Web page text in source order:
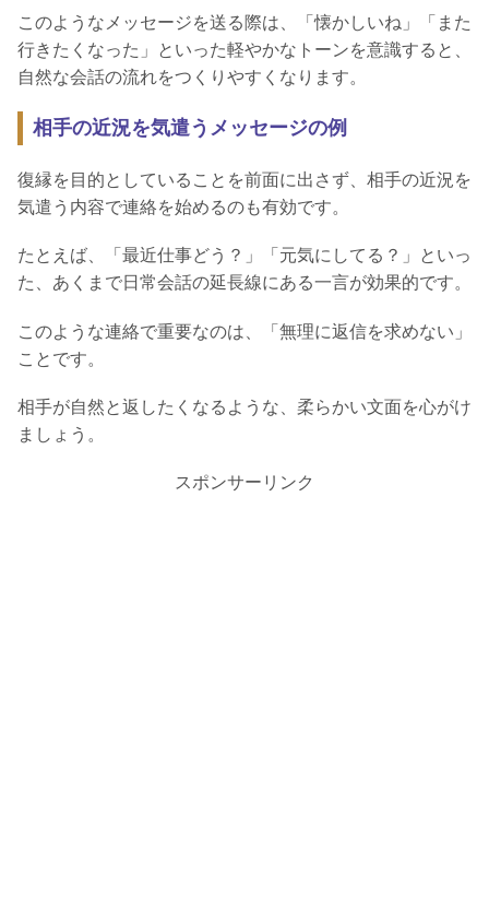
このようなメッセージを送る際は、「懐かしいね」「また
行きたくなった」といった軽やかなトーンを意識すると、
自然な会話の流れをつくりやすくなります。
相手の近況を気遣うメッセージの例
復縁を目的としていることを前面に出さず、相手の近況を
気遣う内容で連絡を始めるのも有効です。
たとえば、「最近仕事どう？」「元気にしてる？」といっ
た、あくまで日常会話の延長線にある一言が効果的です。
このような連絡で重要なのは、「無理に返信を求めない」
ことです。
相手が自然と返したくなるような、柔らかい文面を心がけ
ましょう。
スポンサーリンク